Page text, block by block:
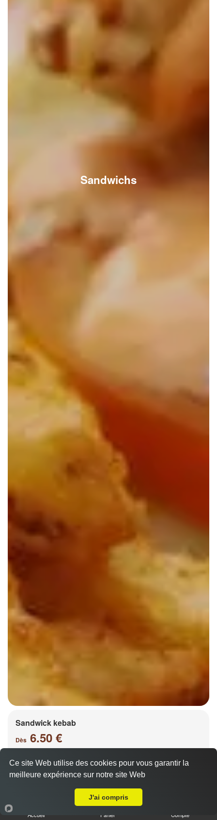
Sandwichs
Sandwick kebab
Dès 6.50 €
Salade, tomates, oignons, chou, carottes
Accueil Panier Compte
Ce site Web utilise des cookies pour vous garantir la
meilleure expérience sur notre site Web
J'ai compris